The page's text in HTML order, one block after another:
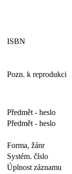
ISBN
Pozn. k reprodukci
Předmět - heslo
Předmět - heslo
Forma, žánr
Systém. číslo
Úplnost záznamu